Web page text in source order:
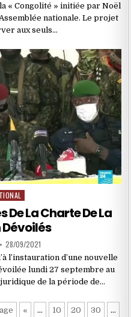
« Congolité » initiée par Noël
nationale. Le projet
aux seuls…
De La Charte De La
28/09/2021
l’instauration d’une nouvelle
lundi 27 septembre au
de la période de…
« … 10 20 30 …